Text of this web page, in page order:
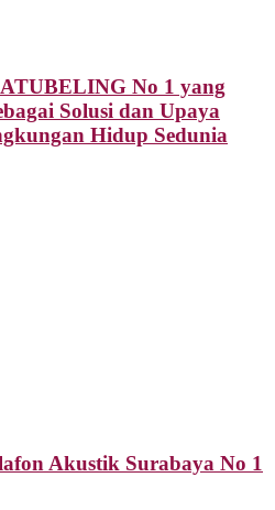
No 1 yang
Solusi dan Upaya
Hidup Sedunia
Akustik Surabaya No 1